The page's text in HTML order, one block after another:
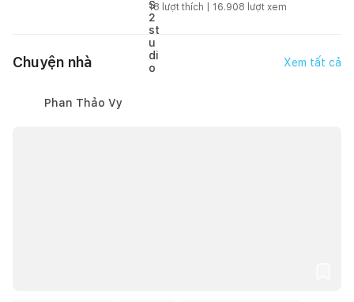
18 lượt thích | 16.908 lượt xem
Chuyện nhà Xem tất cả
Phan Thảo Vy